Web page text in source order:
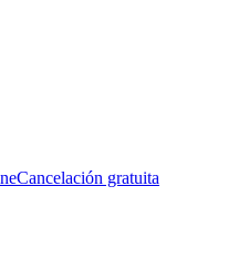
Cancelación gratuita